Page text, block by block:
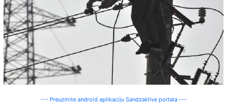
--- Preuzmite android aplikaciju Sandzaklive portala ---